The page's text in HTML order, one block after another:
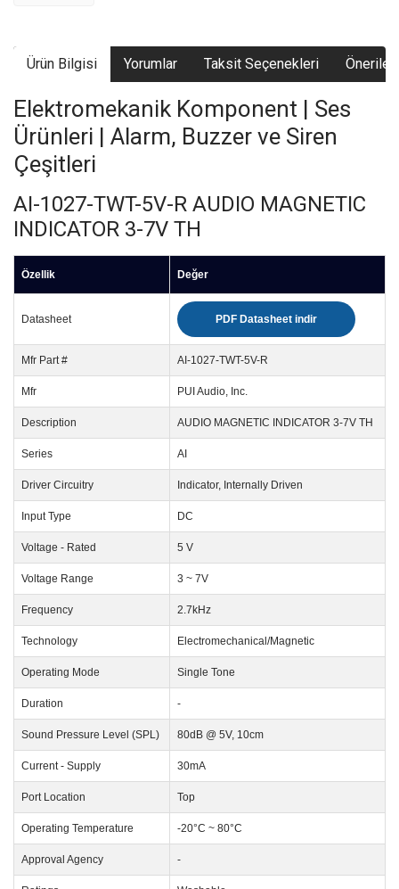
Ürün Bilgisi Yorumlar Taksit Seçenekleri
Elektromekanik Komponent | Ses
Ürünleri | Alarm, Buzzer ve Siren
Çeşitleri
AI-1027-TWT-5V-R AUDIO MAGNETIC
INDICATOR 3-7V TH
Özellik Değer
Datasheet PDF Datasheet indir
Mfr Part # AI-1027-TWT-5V-R
Mfr PUI Audio, Inc.
Description AUDIO MAGNETIC INDICATOR 3-7V TH
Series AI
Driver Circuitry Indicator, Internally Driven
Input Type DC
Voltage - Rated 5 V
Voltage Range 3 ~ 7V
Frequency 2.7kHz
Technology Electromechanical/Magnetic
Operating Mode Single Tone
Duration -
Sound Pressure Level (SPL) 80dB @ 5V, 10cm
Current - Supply 30mA
Port Location Top
Operating Temperature -20°C ~ 80°C
Approval Agency -